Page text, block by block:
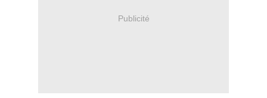
Publicité